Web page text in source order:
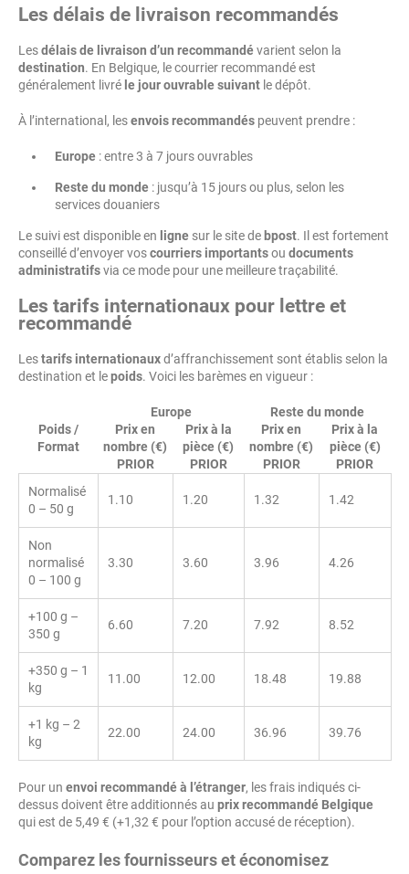
Les délais de livraison recommandés
Lesdélais de livraison d’un recommandévarient selon la
destination. En Belgique, le courrier recommandé est
généralement livré le jour ouvrable suivant le dépôt.
À l’international, lesenvois recommandés peuvent prendre :
Europe : entre 3 à 7 jours ouvrables
Reste du monde : jusqu’à 15 jours ou plus, selon les
services douaniers
Le suivi est disponible en ligne sur le site de bpost. Il est fortement
conseillé d’envoyer voscourriers importantsou documents
administratifsvia ce mode pour une meilleure traçabilité.
Les tarifs internationaux pour lettre et
recommandé
Lestarifs internationauxd’affranchissement sont établis selon la
destination et lepoids. Voici les barèmes en vigueur :
Poids /
Format
Europe
Reste du monde
Prix en
nombre (€)
PRIOR
Prix à la
pièce (€)
PRIOR
Prix en
nombre (€)
PRIOR
Prix à la
pièce (€)
PRIOR
Normalisé
0 – 50 g
1.10 1.20 1.32 1.42
Non
normalisé
0 – 100 g
3.30 3.60 3.96 4.26
+100 g –
350 g
6.60 7.20 7.92 8.52
+350 g – 1
kg
11.00 12.00 18.48 19.88
+1 kg – 2
kg
22.00 24.00 36.96 39.76
Pour un envoi recommandé à l’étranger, les frais indiqués ci-
dessus doivent être additionnés au prix recommandé Belgique
qui est de 5,49 € (+1,32 € pour l’option accusé de réception).
Comparez les fournisseurs et économisez